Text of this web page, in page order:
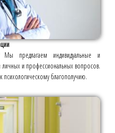
Мы предлагаем индивидуальные и
личных и профессиональных вопросов.
психологическому благополучию.